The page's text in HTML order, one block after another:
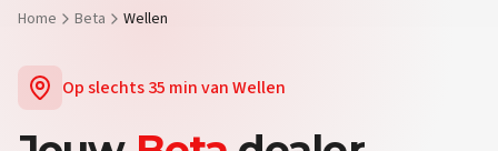
Home Beta Wellen
Op slechts35 minvanWellen